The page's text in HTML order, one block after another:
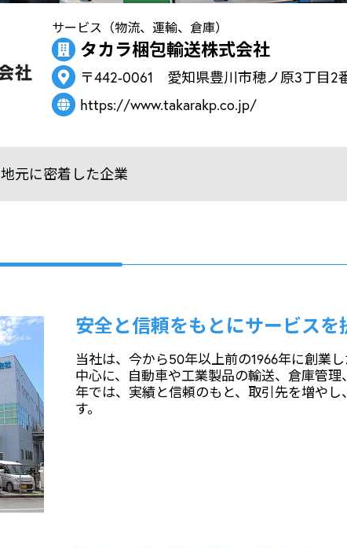
サービス（物流、運輸、倉庫）
タカラ梱包輸送株式会社
〒442-0061 愛知県豊川市穂ノ原3丁目2
https://www.takarakp.co.jp/
地元に密着した企業
安全と信頼をもとにサービス
当社は、今から50年以上前の1966年に創業
中心に、自動車や工業製品の輸送、倉庫管
年では、実績と信頼のもと、取引先を増や
す。